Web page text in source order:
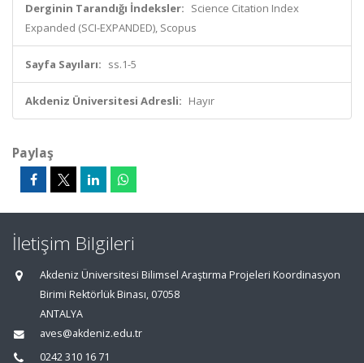
Derginin Tarandığı İndeksler: Science Citation Index
Expanded (SCI-EXPANDED), Scopus
Sayfa Sayıları: ss.1-5
Akdeniz Üniversitesi Adresli: Hayır
Paylaş
İletişim Bilgileri
Akdeniz Üniversitesi Bilimsel Araştırma Projeleri Koordinasyon
Birimi Rektörlük Binası, 07058
ANTALYA
aves@akdeniz.edu.tr
0242 310 16 71